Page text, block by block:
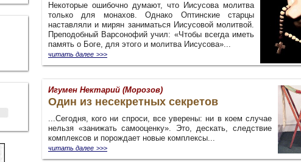
Некоторые ошибочно думают, что Иисусова молитва
только для монахов. Однако Оптинские старцы
наставляли и мирян заниматься Иисусовой молитвой.
Преподобный Варсонофий учил: «Чтобы всегда иметь
память о Боге, для этого и молитва Иисусова»...
читать далее >>>
Игумен Нектарий (Морозов)
Один из несекретных секретов
...Сегодня, кого ни спроси, все уверены: ни в коем случае
нельзя «занижать самооценку». Это, дескать, следствие
комплексов и порождает новые комплексы...
читать далее >>>